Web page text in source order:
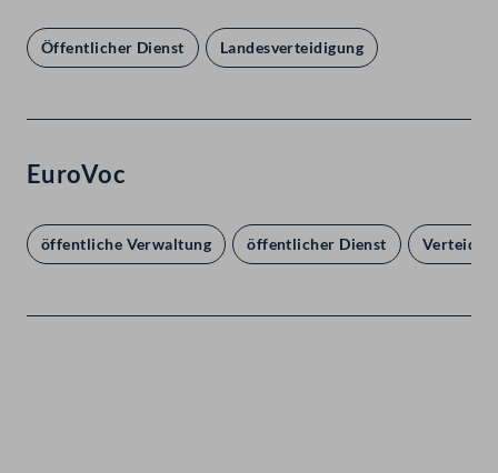
Öffentlicher Dienst Landesverteidigung
EuroVoc
öffentliche Verwaltung öffentlicher Dienst